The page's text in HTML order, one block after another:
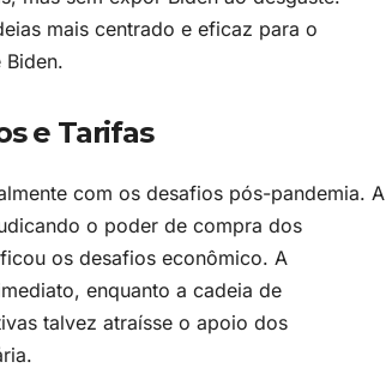
mais centrado e eficaz para o
e Tarifas
com os desafios pós-pandemia. A
o poder de compra dos
os desafios econômico. A
enquanto a cadeia de
talvez atraísse o apoio dos